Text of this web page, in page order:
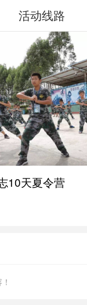
活动线路
10天夏令营